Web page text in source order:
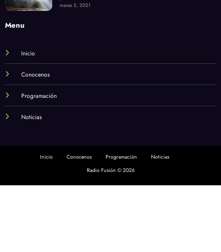
marzo 2, 2021
Menu
Inicio
Conocenos
Programación
Noticias
Inicio Conocenos Programación
Noticias
Radio Fusión © 2026